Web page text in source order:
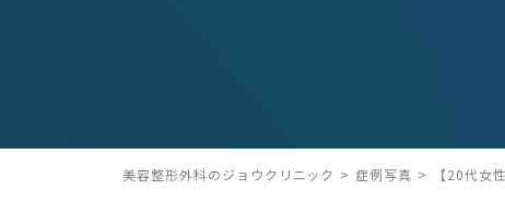
美容整形外科のジョウクリニック 症例写真 【20代女